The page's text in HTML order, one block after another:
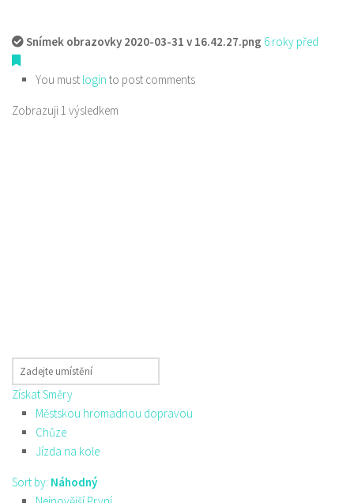
Snímek obrazovky 2020-03-31 v 16.42.27.png 6 roky před
You must login to post comments
Zobrazuji 1 výsledkem
Získat Směry
Městskou hromadnou dopravou
Chůze
Jízda na kole
Sort by: Náhodný